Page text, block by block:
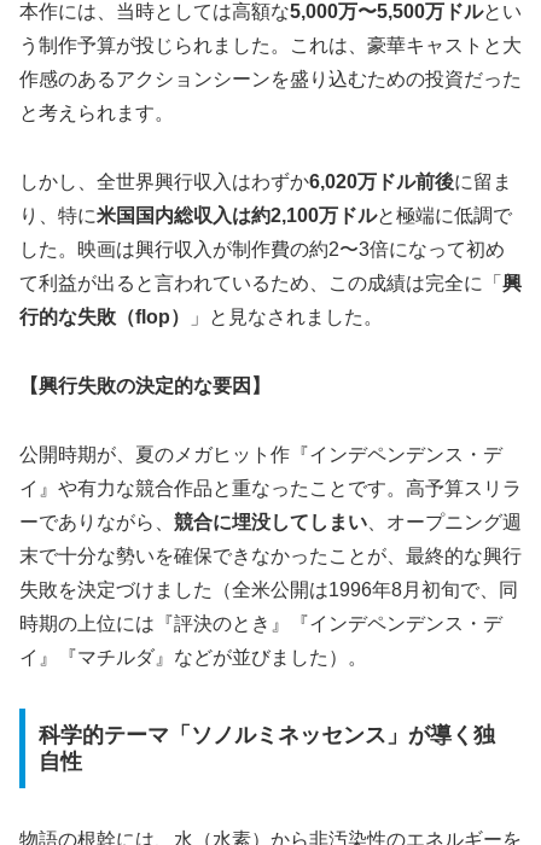
本作には、当時としては高額な5,000万〜5,500万ドルとい
う制作予算が投じられました。これは、豪華キャストと大
作感のあるアクションシーンを盛り込むための投資だった
と考えられます。
しかし、全世界興行収入はわずか6,020万ドル前後に留ま
り、特に米国国内総収入は約2,100万ドルと極端に低調で
した。映画は興行収入が制作費の約2〜3倍になって初め
て利益が出ると言われているため、この成績は完全に「 興
行的な失敗（flop）
」と見なされました。
【興行失敗の決定的な要因】
公開時期が、夏のメガヒット作『インデペンデンス・デ
イ』や有力な競合作品と重なったことです。高予算スリラ
ーでありながら、 競合に埋没してしまい 、オープニング週
末で十分な勢いを確保できなかったことが、最終的な興行
失敗を決定づけました（全米公開は1996年8月初旬で、同
時期の上位には『評決のとき』『インデペンデンス・デ
イ』『マチルダ』などが並びました）。
科学的テーマ「ソノルミネッセンス」が導く独
自性
物語の根幹には、水（水素）から非汚染性のエネルギーを